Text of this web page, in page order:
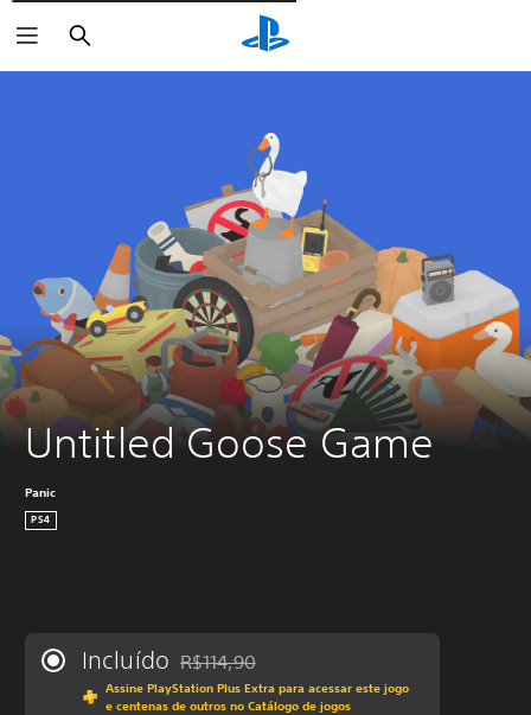
Pesquisar
Untitled Goose Game
Panic
PS4
Incluído Desconto aplicado no preço original de
R$114,90
Assine PlayStation Plus Extra para acessar este jogo
e centenas de outros no Catálogo de jogos